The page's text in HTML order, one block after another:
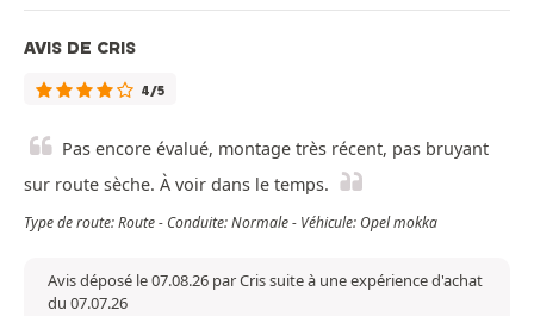
AVIS DE CRIS
4/5
Pas encore évalué, montage très récent, pas bruyant
sur route sèche. À voir dans le temps.
Type de route: Route - Conduite: Normale - Véhicule: Opel mokka
Avis déposé le 07.08.26 par Cris suite à une expérience d'achat
du 07.07.26